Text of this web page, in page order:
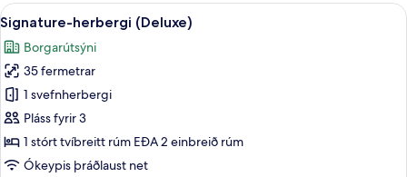
Skoða
allar
myndir
fyrir
Signature-
herbergi
(Deluxe)
Signature-herbergi (Deluxe) | Fyrir
12
Signature-herbergi (Deluxe)
Borgarútsýni
35 fermetrar
1 svefnherbergi
Pláss fyrir 3
1 stórt tvíbreitt rúm EÐA 2 einbreið rúm
Ókeypis þráðlaust net